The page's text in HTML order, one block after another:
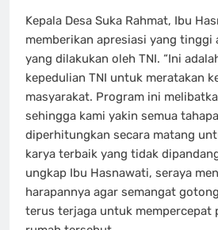
Kepala Desa Suka Rahmat, Ibu
memberikan apresiasi yang tinggi
yang dilakukan oleh TNI. “Ini
kepedulian TNI untuk meratakan
masyarakat. Program ini
sehingga kami yakin semua
diperhitungkan secara matang
karya terbaik yang tidak
ungkap Ibu Hasnawati, seraya
harapannya agar semangat
terus terjaga untuk mempercepat